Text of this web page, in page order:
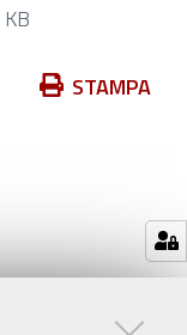
STAMPA